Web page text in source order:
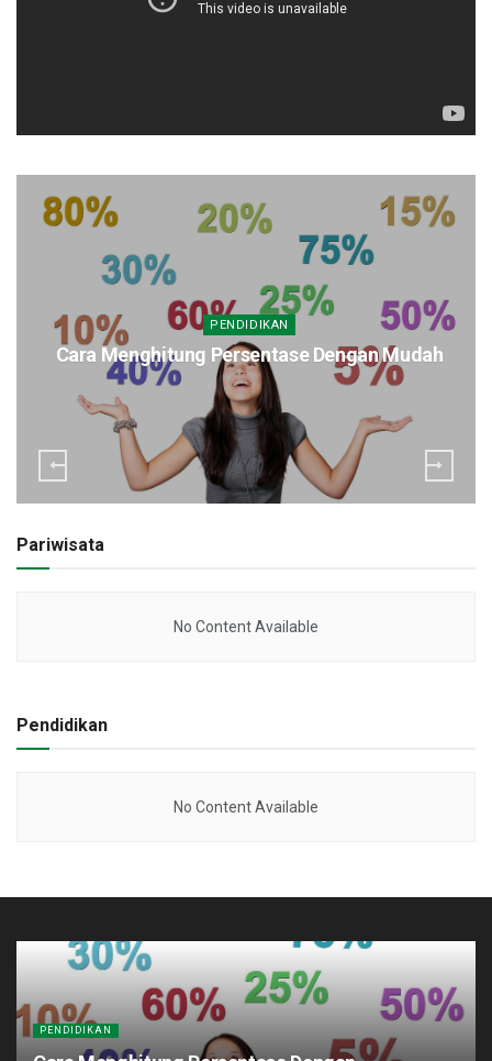
PENDIDIKAN
Cara Menghitung Persentase Dengan Mudah
Pariwisata
No Content Available
Pendidikan
No Content Available
PENDIDIKAN